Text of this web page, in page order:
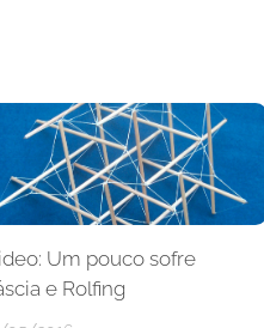
Um pouco sofre
e Rolfing